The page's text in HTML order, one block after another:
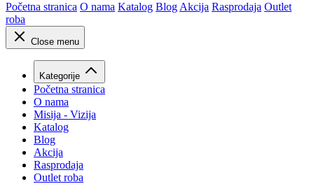
Početna stranica O nama Katalog Blog Akcija Rasprodaja Outlet
roba
Close menu
Kategorije
Početna stranica
O nama
Misija - Vizija
Katalog
Blog
Akcija
Rasprodaja
Outlet roba